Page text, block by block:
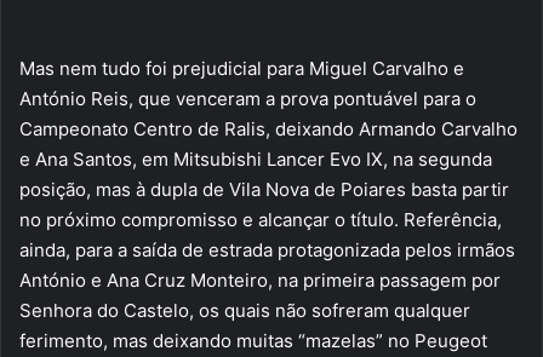
Mas nem tudo foi prejudicial para Miguel Carvalho e
António Reis, que venceram a prova pontuável para o
Campeonato Centro de Ralis, deixando Armando Carvalho
e Ana Santos, em Mitsubishi Lancer Evo IX, na segunda
posição, mas à dupla de Vila Nova de Poiares basta partir
no próximo compromisso e alcançar o título. Referência,
ainda, para a saída de estrada protagonizada pelos irmãos
António e Ana Cruz Monteiro, na primeira passagem por
Senhora do Castelo, os quais não sofreram qualquer
ferimento, mas deixando muitas “mazelas” no Peugeot